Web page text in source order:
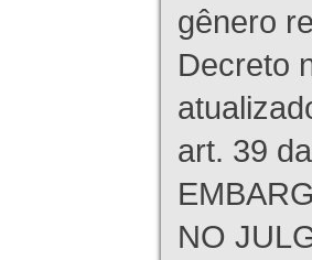
gênero
Decreto
art. 39
NO